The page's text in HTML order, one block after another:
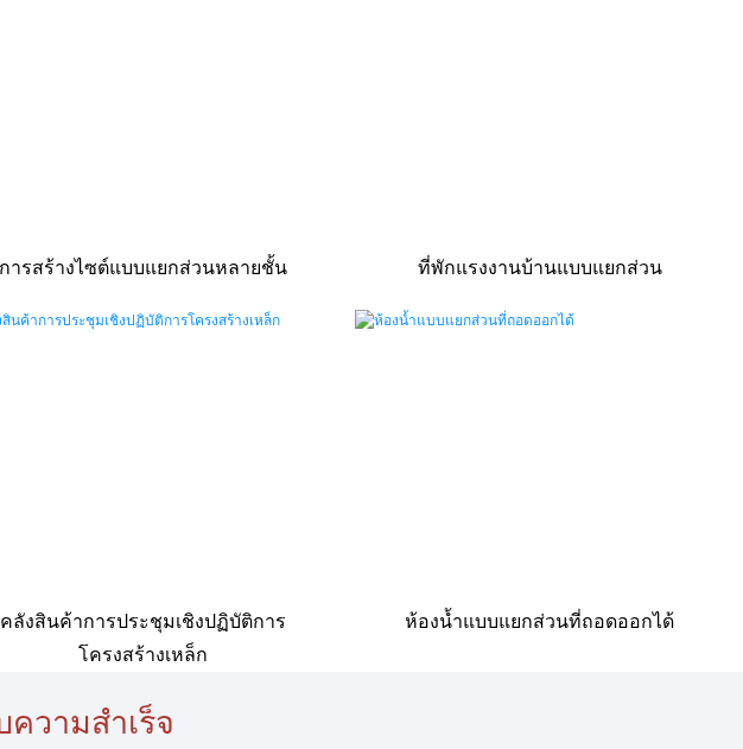
การสร้างไซต์แบบแยกส่วนหลายชั้น ที่พักแรงงานบ้านแบบแยกส่วน
คลังสินค้าการประชุมเชิงปฏิบัติการ
โครงสร้างเหล็ก
ห้องน้ำแบบแยกส่วนที่ถอดออกได้
วามสำเร็จ